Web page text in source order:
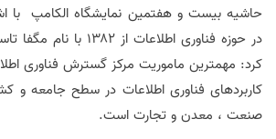
حاشیه بیست و هفتمین نمایشگاه الکامپ با
در حوزه فناوری اطلاعات
کرد: مهمترین ماموریت مرکز گسترش فناوری
کاربردهای فناوری اطلاعات در سطح جامعه و
صنعت ، معدن و تجارت است.